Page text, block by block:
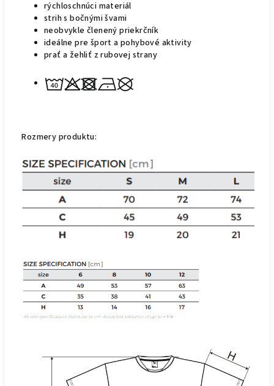
rýchloschnúci materiál
strih s bočnými švami
neobvykle členený priekrčník
ideálne pre šport a pohybové aktivity
prať a žehliť z rubovej strany
Rozmery produktu: